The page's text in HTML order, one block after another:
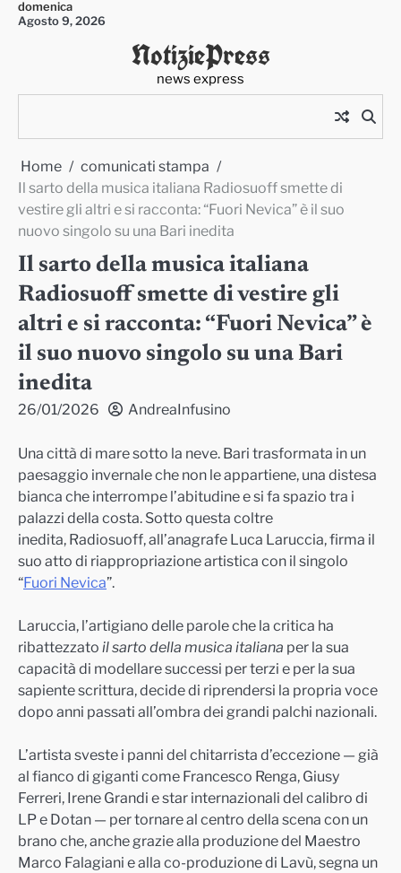
Skipdomenica
Agosto 9, 2026
NotiziePress
news express
Home
comunicati stampa
Il sarto della musica italiana Radiosuoff smette di
vestire gli altri e si racconta: “Fuori Nevica” è il suo
nuovo singolo su una Bari inedita
Il sarto della musica italiana
Radiosuoff smette di vestire gli
altri e si racconta: “Fuori Nevica” è
il suo nuovo singolo su una Bari
inedita
26/01/2026 AndreaInfusino
Una città di mare sotto la neve. Bari trasformata in un
paesaggio invernale che non le appartiene, una distesa
bianca che interrompe l’abitudine e si fa spazio tra i
palazzi della costa. Sotto questa coltre
inedita, Radiosuoff, all’anagrafe Luca Laruccia, firma il
suo atto di riappropriazione artistica con il singolo
“Fuori Nevica”.
Laruccia, l’artigiano delle parole che la critica ha
ribattezzato il sarto della musica italiana per la sua
capacità di modellare successi per terzi e per la sua
sapiente scrittura, decide di riprendersi la propria voce
dopo anni passati all’ombra dei grandi palchi nazionali.
L’artista sveste i panni del chitarrista d’eccezione — già
al fianco di giganti come Francesco Renga, Giusy
Ferreri, Irene Grandi e star internazionali del calibro di
LP e Dotan — per tornare al centro della scena con un
brano che, anche grazie alla produzione del Maestro
Marco Falagiani e alla co-produzione di Lavù, segna un